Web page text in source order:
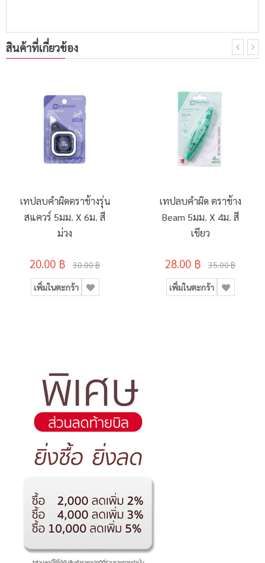
สินค้าที่เกี่ยวข้อง
เทปลบคำผิดตราช้างรุ่น
สแควร์ 5มม. X 6ม. สี
ม่วง
20.00 ฿ 30.00 ฿
เพิ่มในตะกร้า
เทปลบคำผิด ตราช้าง
Beam 5มม. X 4ม. สี
เขียว
28.00 ฿ 35.00 ฿
เพิ่มในตะกร้า